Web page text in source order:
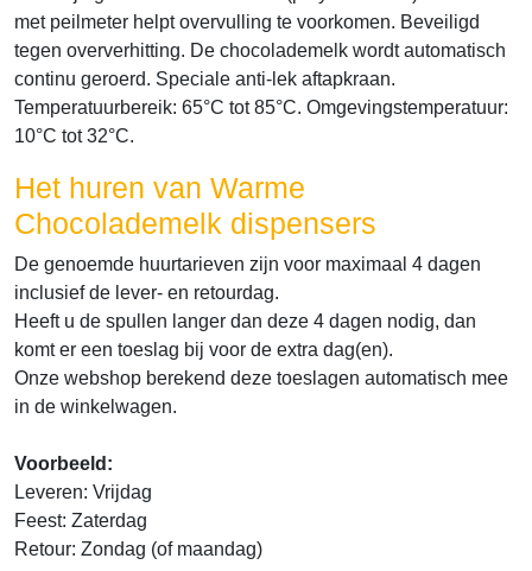
met peilmeter helpt overvulling te voorkomen. Beveiligd
tegen oververhitting. De chocolademelk wordt automatisch
continu geroerd. Speciale anti-lek aftapkraan.
Temperatuurbereik: 65°C tot 85°C. Omgevingstemperatuur:
10°C tot 32°C.
Het huren van Warme
Chocolademelk dispensers
De genoemde huurtarieven zijn voor maximaal 4 dagen
inclusief de lever- en retourdag.
Heeft u de spullen langer dan deze 4 dagen nodig, dan
komt er een toeslag bij voor de extra dag(en).
Onze webshop berekend deze toeslagen automatisch mee
in de winkelwagen.
Voorbeeld:
Leveren: Vrijdag
Feest: Zaterdag
Retour: Zondag (of maandag)